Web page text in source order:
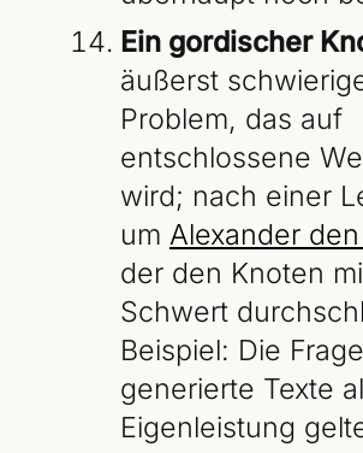
Ein gordischer
äußerst
Problem, das auf
entschlossene
wird; nach einer
um Alexander
der den Knoten
Schwert
Beispiel: Die
generierte Texte
Eigenleistung